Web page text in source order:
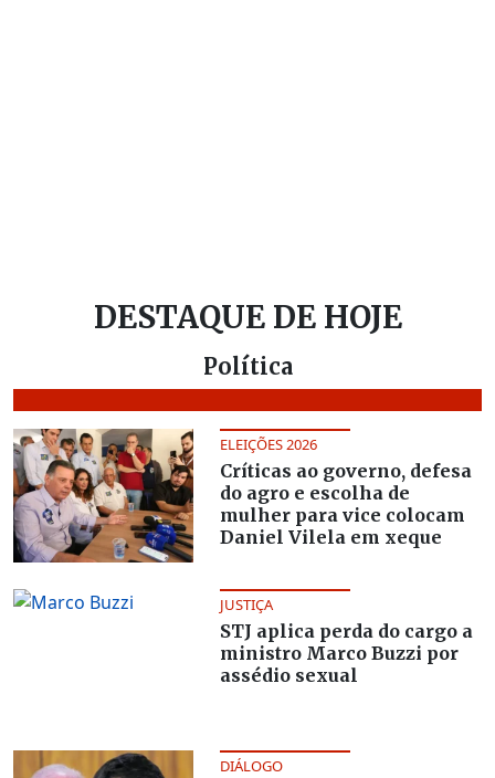
DESTAQUE DE HOJE
Política
ELEIÇÕES 2026
Críticas ao governo, defesa
do agro e escolha de
mulher para vice colocam
Daniel Vilela em xeque
JUSTIÇA
STJ aplica perda do cargo a
ministro Marco Buzzi por
assédio sexual
DIÁLOGO